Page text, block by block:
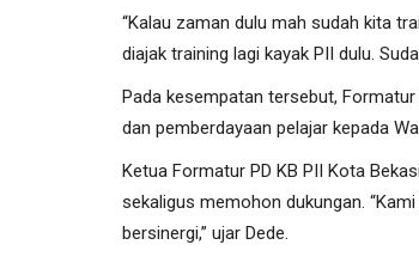
“Kalau zaman dulu mah sudah kita
diajak training lagi kayak PII dulu.
Pada kesempatan tersebut,
dan pemberdayaan pelajar kepada
Ketua Formatur PD KB PII Kota
sekaligus memohon dukungan.
bersinergi,” ujar Dede.